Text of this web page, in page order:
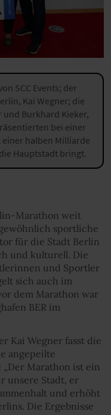
SCC Events; der
Kai Wegner; die
und Burkhard Kieker,
bei einer
einer halben Milliarde
Hauptstadt bringt.
Marathon weit
sportliche
für die Stadt Berlin
und kulturell. Die
und Sportler
sich auch im
dem Marathon war
BER im
Kai Wegner fasst die
angepeilte
Marathon ist ein
unsere Stadt, er
und erhöht
Die Ergebnisse